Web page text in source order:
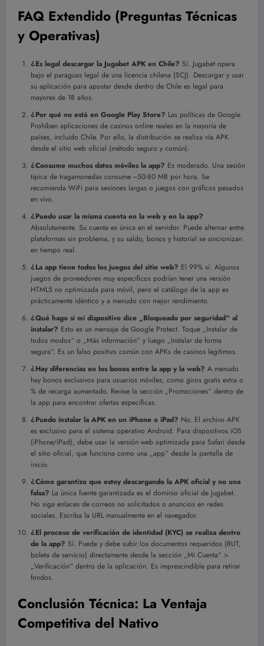
FAQ Extendido (Preguntas Técnicas
y Operativas)
¿Es legal descargar la Jugabet APK en Chile? Sí. Jugabet opera
bajo el paraguas legal de una licencia chilena (SCJ). Descargar y usar
su aplicación para apostar desde dentro de Chile es legal para
mayores de 18 años.
¿Por qué no está en Google Play Store? Las políticas de Google
Prohíben aplicaciones de casinos online reales en la mayoría de
países, incluido Chile. Por ello, la distribución se realiza vía APK
desde el sitio web oficial (método seguro y común).
¿Consume muchos datos móviles la app? Es moderado. Una sesión
típica de tragamonedas consume ~50-80 MB por hora. Se
recomienda WiFi para sesiones largas o juegos con gráficos pesados
en vivo.
¿Puedo usar la misma cuenta en la web y en la app?
Absolutamente. Su cuenta es única en el servidor. Puede alternar entre
plataformas sin problema, y su saldo, bonos y historial se sincronizan
en tiempo real.
¿La app tiene todos los juegos del sitio web? El 99% sí. Algunos
juegos de proveedores muy específicos podrían tener una versión
HTML5 no optimizada para móvil, pero el catálogo de la app es
prácticamente idéntico y a menudo con mejor rendimiento.
¿Qué hago si mi dispositivo dice „Bloqueado por seguridad“ al
instalar? Esto es un mensaje de Google Protect. Toque „Instalar de
todos modos“ o „Más información“ y luego „Instalar de forma
segura“. Es un falso positivo común con APKs de casinos legítimos.
¿Hay diferencias en los bonos entre la app y la web? A menudo
hay bonos exclusivos para usuarios móviles, como giros gratis extra o
% de recarga aumentado. Revise la sección „Promociones“ dentro de
la app para encontrar ofertas específicas.
¿Puedo instalar la APK en un iPhone o iPad? No. El archivo APK
es exclusivo para el sistema operativo Android. Para dispositivos iOS
(iPhone/iPad), debe usar la versión web optimizada para Safari desde
el sitio oficial, que funciona como una „app“ desde la pantalla de
inicio.
¿Cómo garantizo que estoy descargando la APK oficial y no una
falsa? La única fuente garantizada es el dominio oficial de Jugabet.
No siga enlaces de correos no solicitados o anuncios en redes
sociales. Escriba la URL manualmente en el navegador.
¿El proceso de verificación de identidad (KYC) se realiza dentro
de la app? Sí. Puede y debe subir los documentos requeridos (RUT,
boleta de servicio) directamente desde la sección „Mi Cuenta“ >
„Verificación“ dentro de la aplicación. Es imprescindible para retirar
fondos.
Conclusión Técnica: La Ventaja
Competitiva del Nativo